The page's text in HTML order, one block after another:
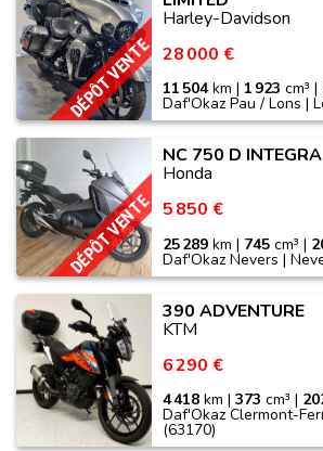
DÉPÔT VENTE
Harley-Davidson
28 000 €
11 504km | 1 923 cm³ |
Daf'Okaz Pau / Lons |
DÉPÔT VENTE
NC 750 D INTEGRA
Honda
5 850 €
25 289 km | 745 cm³ |
Daf'Okaz Nevers |
390 ADVENTURE
KTM
6 290 €
4 418 km |373 cm³ |
Daf'Okaz Clermont-
(63170)